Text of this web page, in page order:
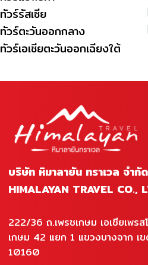
ทัวร์รัสเซีย
ทัวร์ตะวันออกกลาง
ทัวร์เอเชียตะวันออกเฉียงใต้
บริษัท หิมาลายัน ทราเวล จำกัด
HIMALAYAN TRAVEL CO.,
222/36 ถ.เพรชเกษม เอเชียเพร
เกษม 42 แยก 1 แขวงบางจาก เ
10160